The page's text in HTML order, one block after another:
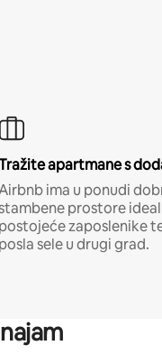
apartmane s
ima u ponudi
prostore
postojeće zaposlenike
posla sele u drugi grad.